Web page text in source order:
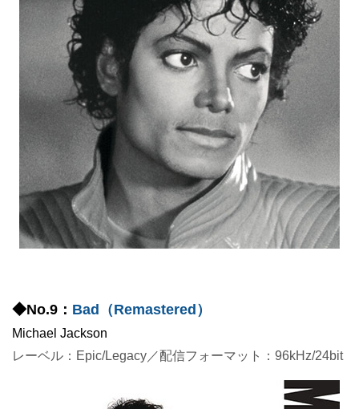
◆No.9： Bad（Remastered）
Michael Jackson
レーベル：Epic/Legacy／配信フォーマット：96kHz/24bit